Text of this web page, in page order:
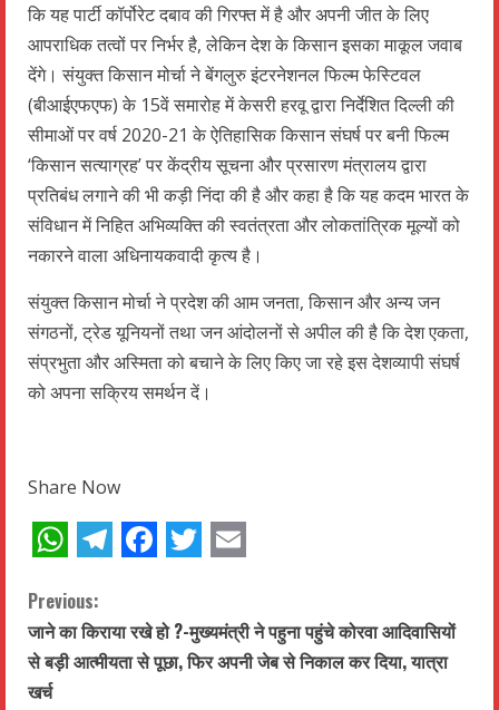
कि यह पार्टी कॉर्पोरेट दबाव की गिरफ्त में है और अपनी जीत के लिए
आपराधिक तत्वों पर निर्भर है, लेकिन देश के किसान इसका माकूल जवाब
देंगे। संयुक्त किसान मोर्चा ने बेंगलुरु इंटरनेशनल फिल्म फेस्टिवल
(बीआईएफएफ) के 15वें समारोह में केसरी हरवू द्वारा निर्देशित दिल्ली की
सीमाओं पर वर्ष 2020-21 के ऐतिहासिक किसान संघर्ष पर बनी फिल्म
‘किसान सत्याग्रह’ पर केंद्रीय सूचना और प्रसारण मंत्रालय द्वारा
प्रतिबंध लगाने की भी कड़ी निंदा की है और कहा है कि यह कदम भारत के
संविधान में निहित अभिव्यक्ति की स्वतंत्रता और लोकतांत्रिक मूल्यों को
नकारने वाला अधिनायकवादी कृत्य है।
संयुक्त किसान मोर्चा ने प्रदेश की आम जनता, किसान और अन्य जन
संगठनों, ट्रेड यूनियनों तथा जन आंदोलनों से अपील की है कि देश एकता,
संप्रभुता और अस्मिता को बचाने के लिए किए जा रहे इस देशव्यापी संघर्ष
को अपना सक्रिय समर्थन दें।
Share Now
C
o
Previous:
जाने का किराया रखे हो ?-मुख्यमंत्री ने पहुना पहुंचे कोरवा आदिवासियों
से बड़ी आत्मीयता से पूछा, फिर अपनी जेब से निकाल कर दिया, यात्रा
खर्च